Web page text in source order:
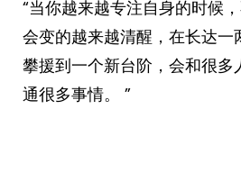
“当你越来越专注自身的时候
会变的越来越清醒，在长达一
攀援到一个新台阶，会和很多
通很多事情。 ” ​​​